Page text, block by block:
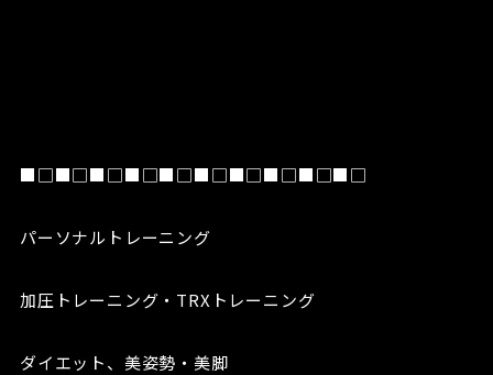
■□■□■□■□■□■□■□■□■□■□
パーソナルトレーニング
加圧トレーニング・TRXトレーニング
ダイエット、美姿勢・美脚